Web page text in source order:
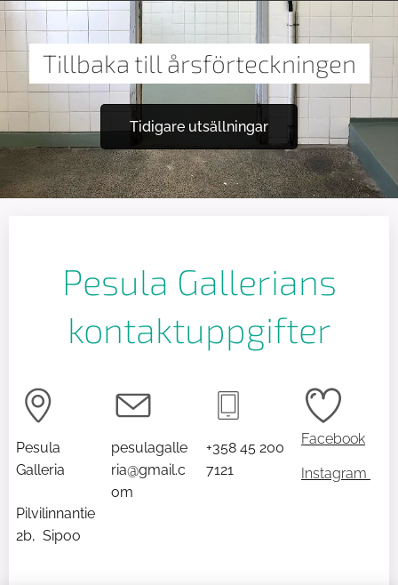
Tillbaka till årsförteckningen
Tidigare utsällningar
Pesula Gallerians
kontaktuppgifter
Pesula
Galleria
Pilvilinnantie
2b, Sipoo
pesulagalle
ria@gmail.c
om
+358 45 200
7121
Facebook
Instagram